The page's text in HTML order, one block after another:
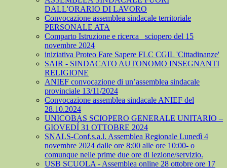
DALL'ORARIO DI LAVORO
Convocazione assemblea sindacale territoriale
PERSONALE ATA
Comparto Istruzione e ricerca_ sciopero del 15
novembre 2024
iniziativa Proteo Fare Sapere FLC CGIL 'Cittadinanze'
SAIR - SINDACATO AUTONOMO INSEGNANTI
RELIGIONE
ANIEF convocazione di un’assemblea sindacale
provinciale 13/11/2024
Convocazione assemblea sindacale ANIEF del
28.10.2024
UNICOBAS SCIOPERO GENERALE UNITARIO –
GIOVEDÍ 31 OTTOBRE 2024
SNALS-Conf.s.a.l. Assemblea Regionale Lunedì 4
novembre 2024 dalle ore 8:00 alle ore 10:00- o
comunque nelle prime due ore di lezione/servizio.
USB SCUOLA - Assemblea online 28 ottobre ore 17